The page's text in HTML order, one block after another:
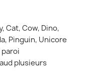
Cat, Cow, Dino,
Pinguin, Unicore
plusieurs